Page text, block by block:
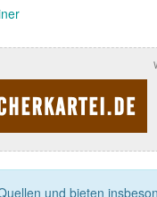
und bieten